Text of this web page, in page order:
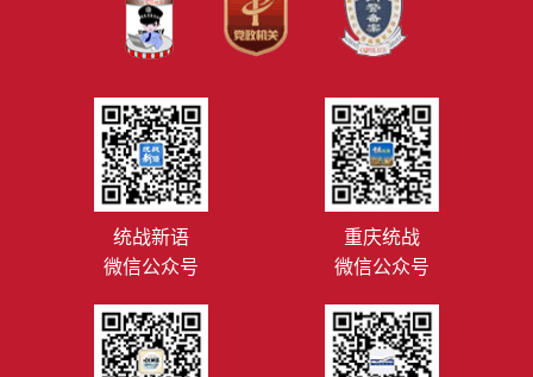
统战新语
微信公众号
重庆统战
微信公众号